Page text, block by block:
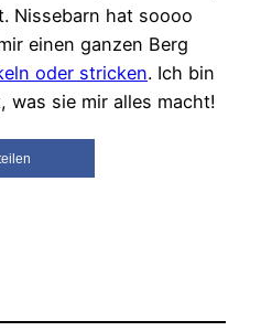
Nissebarn hat soooo
einen ganzen Berg
oder stricken. Ich bin
sie mir alles macht!